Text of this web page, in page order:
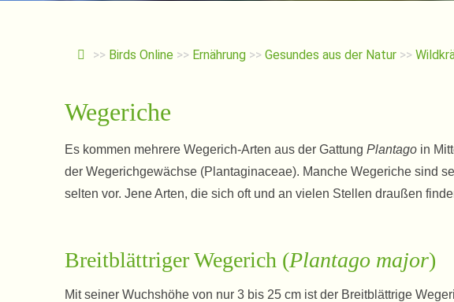
>> Birds Online >> Ernährung >> Gesundes aus der Natur >>
Wegeriche
Es kommen mehrere Wegerich-Arten aus der Gattung Plantago in
der Wegerichgewächse (Plantaginaceae). Manche Wegeriche sind
selten vor. Jene Arten, die sich oft und an vielen Stellen draußen
Breitblättriger Wegerich (Plantago major)
Mit seiner Wuchshöhe von nur 3 bis 25 cm ist der Breitblättrige